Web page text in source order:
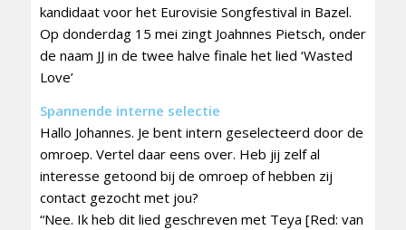
kandidaat voor het Eurovisie Songfestival in Bazel.
Op donderdag 15 mei zingt Joahnnes Pietsch, onder
de naam JJ in de twee halve finale het lied ‘Wasted
Love’
Spannende interne selectie
Hallo Johannes. Je bent intern geselecteerd door de
omroep. Vertel daar eens over. Heb jij zelf al
interesse getoond bij de omroep of hebben zij
contact gezocht met jou?
“Nee. Ik heb dit lied geschreven met Teya [Red: van